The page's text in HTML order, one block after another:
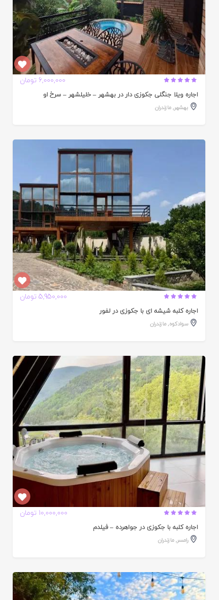
6,000,000 تومان
اجاره ویلا جنگلی جکوزی دار در بهشهر – خلیلشهر – سرخ او
بهشهر,مازندران
5,950,000 تومان
اجاره کلبه شیشه ای با جکوزی در لفور
سوادکوه,مازندران
10,000,000 تومان
اجاره کلبه با جکوزی در جواهرده – فیلدم
رامسر,مازندران